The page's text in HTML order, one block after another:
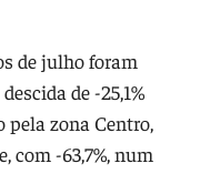
de julho foram
de -25,1%
pela zona Centro,
com -63,7%, num